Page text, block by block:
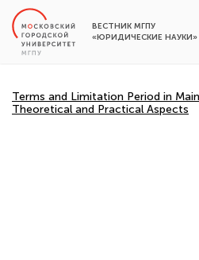
ВЕСТНИК МГПУ
«ЮРИДИЧЕСКИЕ НАУКИ»
Terms and Limitation Period in
Theoretical and Practical Aspects